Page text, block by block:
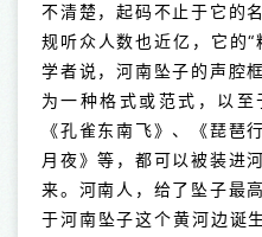
不清楚，起码不止于它的
规听众人数也近亿，它的
学者说，河南坠子的声腔
为一种格式或范式，以
《孔雀东南飞》、《琵琶
月夜》等，都可以被装进
来。河南人，给了坠子最
于河南坠子这个黄河边诞